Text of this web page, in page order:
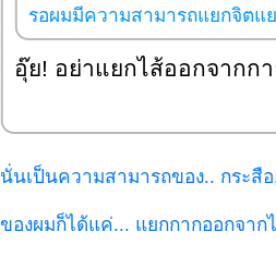
รอผมมีความสามารถแยกจิตแ
อุ๊ย! อย่าแยกไส้ออกจากก
นั่นเป็นความสามารถของ.. กระสื
ของผมก็ได้แค่... แยกกากออกจาก